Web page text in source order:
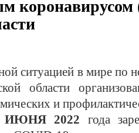
коронавирусом
ситуацией в мире по
области
и
ИЮНЯ 2022 года